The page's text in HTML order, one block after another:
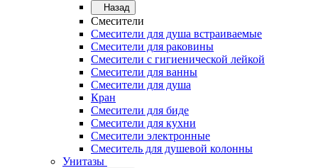
Назад
Смесители
Смесители для душа встраиваемые
Смесители для раковины
Смесители с гигиенической лейкой
Смесители для ванны
Смесители для душа
Кран
Смесители для биде
Смесители для кухни
Смесители электронные
Смеситель для душевой колонны
Унитазы